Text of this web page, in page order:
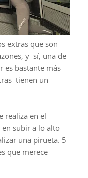
extras que son
y sí, una de
es bastante más
tienen un
realiza en el
subir a lo alto
una pirueta. 5
que merece